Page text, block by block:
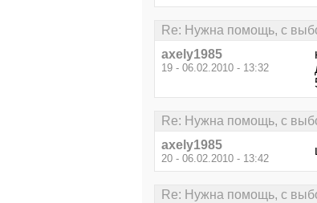
Re: Нужна помощь, с
axely1985
19 - 06.02.2010 - 13:32
Re: Нужна помощь, с
axely1985
20 - 06.02.2010 - 13:42
Re: Нужна помощь, с